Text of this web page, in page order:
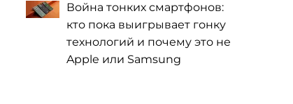
Война тонких смартфонов:
кто пока выигрывает гонку
технологий и почему это не
Apple или Samsung